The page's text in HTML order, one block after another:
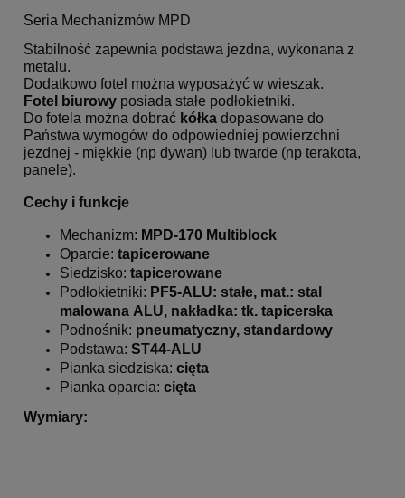
Seria Mechanizmów MPD
Stabilność zapewnia podstawa jezdna, wykonana z
metalu.
Dodatkowo fotel można wyposażyć w wieszak.
Fotel biurowy posiada stałe podłokietniki.
Do fotela można dobrać kółka dopasowane do
Państwa wymogów do odpowiedniej powierzchni
jezdnej - miękkie (np dywan) lub twarde (np terakota,
panele).
Cechy i funkcje
Mechanizm: MPD-170 Multiblock
Oparcie: tapicerowane
Siedzisko: tapicerowane
Podłokietniki: PF5-ALU: stałe, mat.: stal
malowana ALU, nakładka: tk. tapicerska
Podnośnik: pneumatyczny, standardowy
Podstawa: ST44-ALU
Pianka siedziska: cięta
Pianka oparcia: cięta
Wymiary: